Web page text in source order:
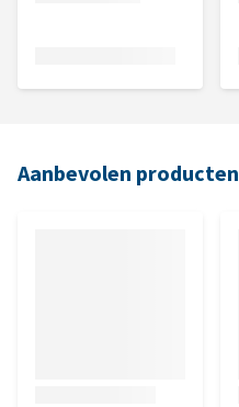
Aanbevolen producten